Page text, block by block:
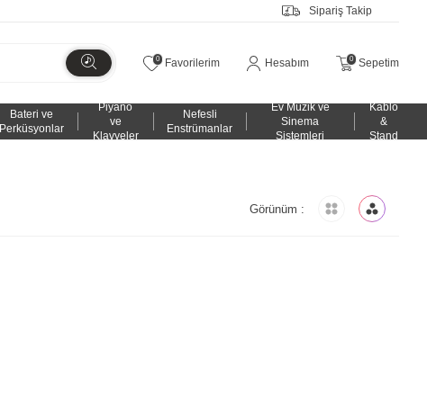
Sipariş Takip
0 Favorilerim Hesabım 0 Sepetim
Bateri ve
Perküsyonlar
Piyano
ve
Klavyeler
Nefesli
Enstrümanlar
Ev Müzik ve
Sinema
Sistemleri
Kablo
&
Stand
Görünüm :